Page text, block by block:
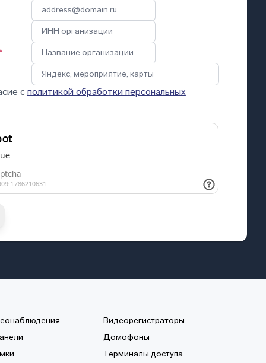
*
с политикой обработки персональных
Видеорегистраторы
Домофоны
Терминалы доступа